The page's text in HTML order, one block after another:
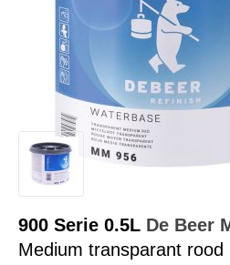
VERBRUIKSARTIKELEN VOOR
GEREEDSCHAP VOOR
UITRUSTING VOOR
LABORATORIUMINSTALLATIE
HANDLEIDING & ADVIES
900 Serie 0.5L De Beer
Medium transparant rood